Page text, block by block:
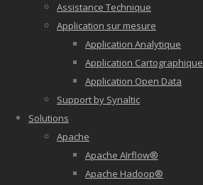
Assistance Technique
Application sur mesure
Application Analytique
Application Cartographique
Application Open Data
Support by Synaltic
Solutions
Apache
Apache AIrflow®
Apache Hadoop®